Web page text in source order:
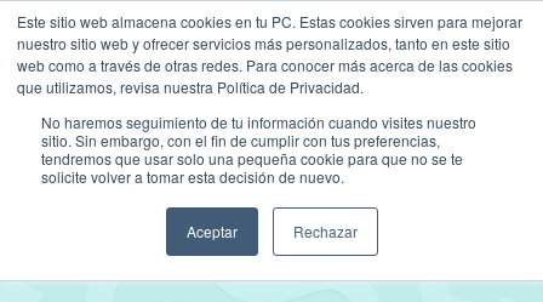
Este sitio web almacena cookies en tu PC. Estas cookies sirven para mejorar
nuestro sitio web y ofrecer servicios más personalizados, tanto en este sitio
web como a través de otras redes. Para conocer más acerca de las cookies
que utilizamos, revisa nuestra Política de Privacidad.
No haremos seguimiento de tu información cuando visites nuestro
sitio. Sin embargo, con el fin de cumplir con tus preferencias,
tendremos que usar solo una pequeña cookie para que no se te
solicite volver a tomar esta decisión de nuevo.
Aceptar Rechazar
Skip
content
asesoria@postil.la
FacebookInstagramLinkedIn